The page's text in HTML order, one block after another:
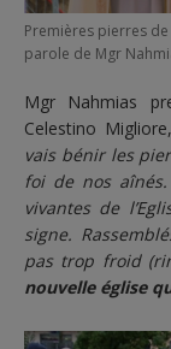
Premières pierres
parole de Mgr
Mgr Nahmias
Celestino
vais bénir les
foi de nos
vivantes de
signe.
pas trop froid
nouvelle église